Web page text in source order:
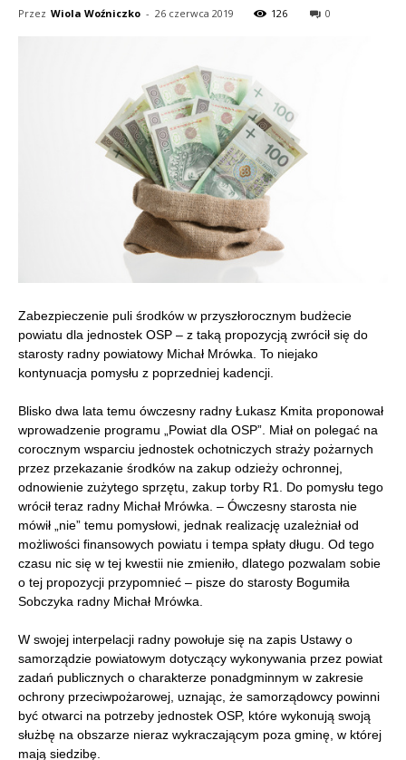
Przez Wiola Woźniczko - 26 czerwca 2019 126 0
Zabezpieczenie puli środków w przyszłorocznym budżecie
powiatu dla jednostek OSP – z taką propozycją zwrócił się do
starosty radny powiatowy Michał Mrówka. To niejako
kontynuacja pomysłu z poprzedniej kadencji.
Blisko dwa lata temu ówczesny radny Łukasz Kmita proponował
wprowadzenie programu „Powiat dla OSP”. Miał on polegać na
corocznym wsparciu jednostek ochotniczych straży pożarnych
przez przekazanie środków na zakup odzieży ochronnej,
odnowienie zużytego sprzętu, zakup torby R1. Do pomysłu tego
wrócił teraz radny Michał Mrówka. – Ówczesny starosta nie
mówił „nie” temu pomysłowi, jednak realizację uzależniał od
możliwości finansowych powiatu i tempa spłaty długu. Od tego
czasu nic się w tej kwestii nie zmieniło, dlatego pozwalam sobie
o tej propozycji przypomnieć – pisze do starosty Bogumiła
Sobczyka radny Michał Mrówka.
W swojej interpelacji radny powołuje się na zapis Ustawy o
samorządzie powiatowym dotyczący wykonywania przez powiat
zadań publicznych o charakterze ponadgminnym w zakresie
ochrony przeciwpożarowej, uznając, że samorządowcy powinni
być otwarci na potrzeby jednostek OSP, które wykonują swoją
służbę na obszarze nieraz wykraczającym poza gminę, w której
mają siedzibę.